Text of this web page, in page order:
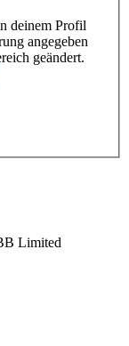
deinem Profil
angegeben
geändert.
Limited